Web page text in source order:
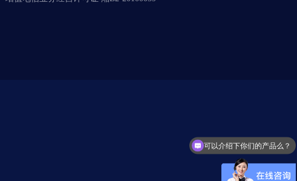
可以介绍下你们的产品么？